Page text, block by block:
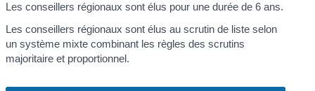
Les conseillers régionaux sont élus pour une durée de 6 ans.
Les conseillers régionaux sont élus au scrutin de liste selon
un système mixte combinant les règles des scrutins
majoritaire et proportionnel.